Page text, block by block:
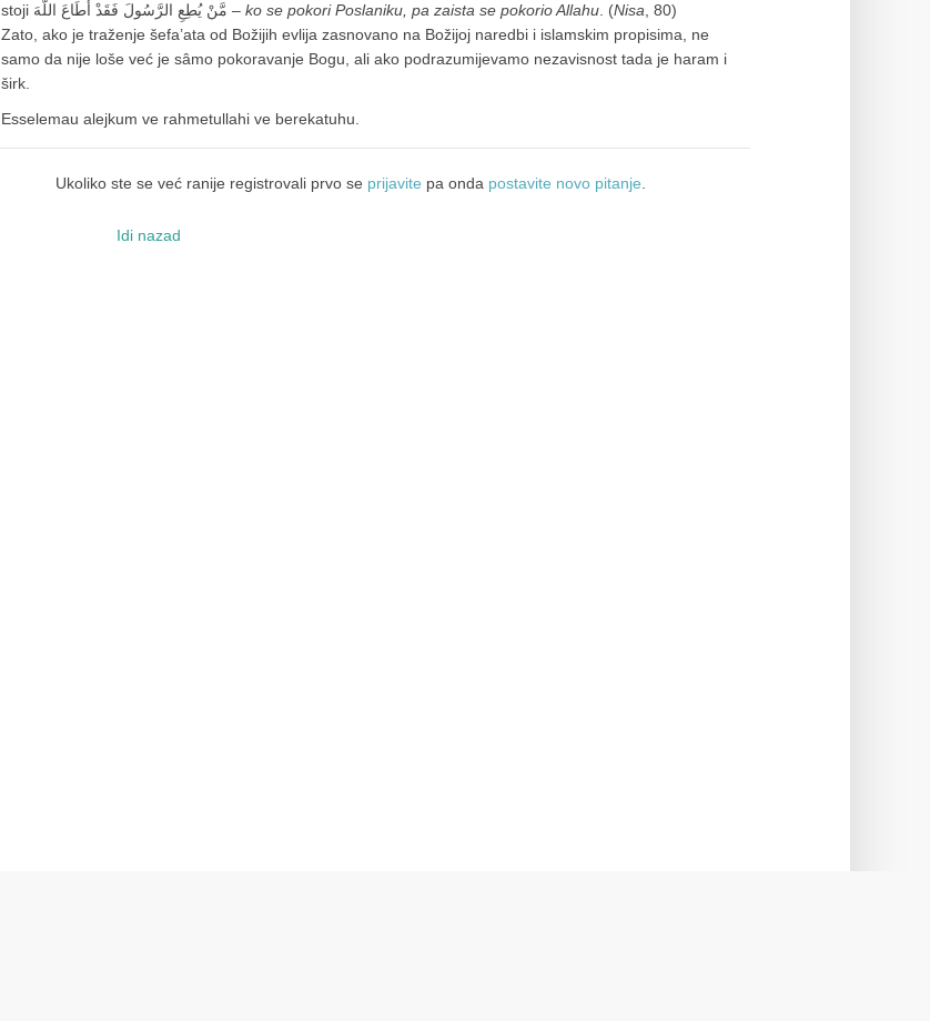
stoji مَّنْ يُطِعِ الرَّسُولَ فَقَدْ أَطَاعَ اللّهَ – ko se pokori Poslaniku, pa zaista se pokorio Allahu. (Nisa, 80)
Zato, ako je traženje šefa’ata od Božijih evlija zasnovano na Božijoj naredbi i islamskim propisima, ne
samo da nije loše već je sâmo pokoravanje Bogu, ali ako podrazumijevamo nezavisnost tada je haram i
širk.
Esselemau alejkum ve rahmetullahi ve berekatuhu.
Ukoliko ste se već ranije registrovali prvo se prijavite pa onda postavite novo pitanje.
Idi nazad